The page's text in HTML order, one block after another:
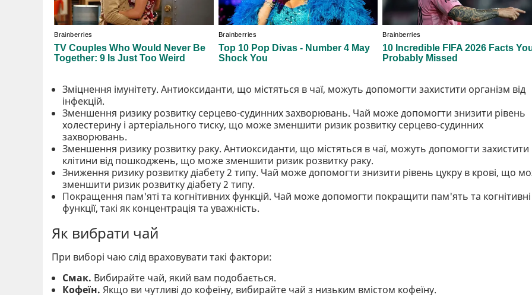
Зміцнення імунітету. Антиоксиданти, що містяться в чаї, можуть допомогти захистити організм від
інфекцій.
Зменшення ризику розвитку серцево-судинних захворювань. Чай може допомогти знизити рівень
холестерину і артеріального тиску, що може зменшити ризик розвитку серцево-судинних
захворювань.
Зменшення ризику розвитку раку. Антиоксиданти, що містяться в чаї, можуть допомогти захистити
клітини від пошкоджень, що може зменшити ризик розвитку раку.
Зниження ризику розвитку діабету 2 типу. Чай може допомогти знизити рівень цукру в крові, що
зменшити ризик розвитку діабету 2 типу.
Покращення пам'яті та когнітивних функцій. Чай може допомогти покращити пам'ять та когнітивні
функції, такі як концентрація та уважність.
Як вибрати чай
При виборі чаю слід враховувати такі фактори:
Смак. Вибирайте чай, який вам подобається.
Кофеїн. Якщо ви чутливі до кофеїну, вибирайте чай з низьким вмістом кофеїну.